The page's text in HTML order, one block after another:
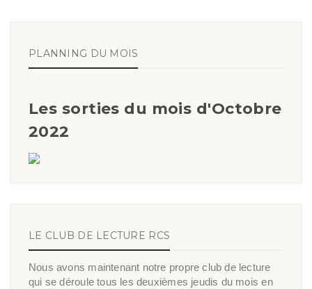
PLANNING DU MOIS
Les sorties du mois d'Octobre
2022
LE CLUB DE LECTURE RCS
Nous avons maintenant notre propre club de lecture
qui se déroule tous les deuxièmes jeudis du mois en